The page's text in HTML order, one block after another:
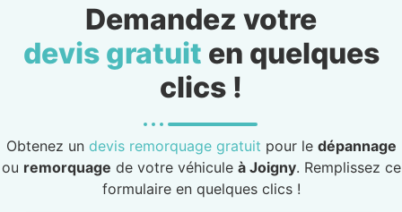
Demandez votre
devis gratuit en quelques
clics !
Obtenez un devis remorquage gratuit pour le dépannage
ou remorquage de votre véhicule à Joigny. Remplissez ce
formulaire en quelques clics !